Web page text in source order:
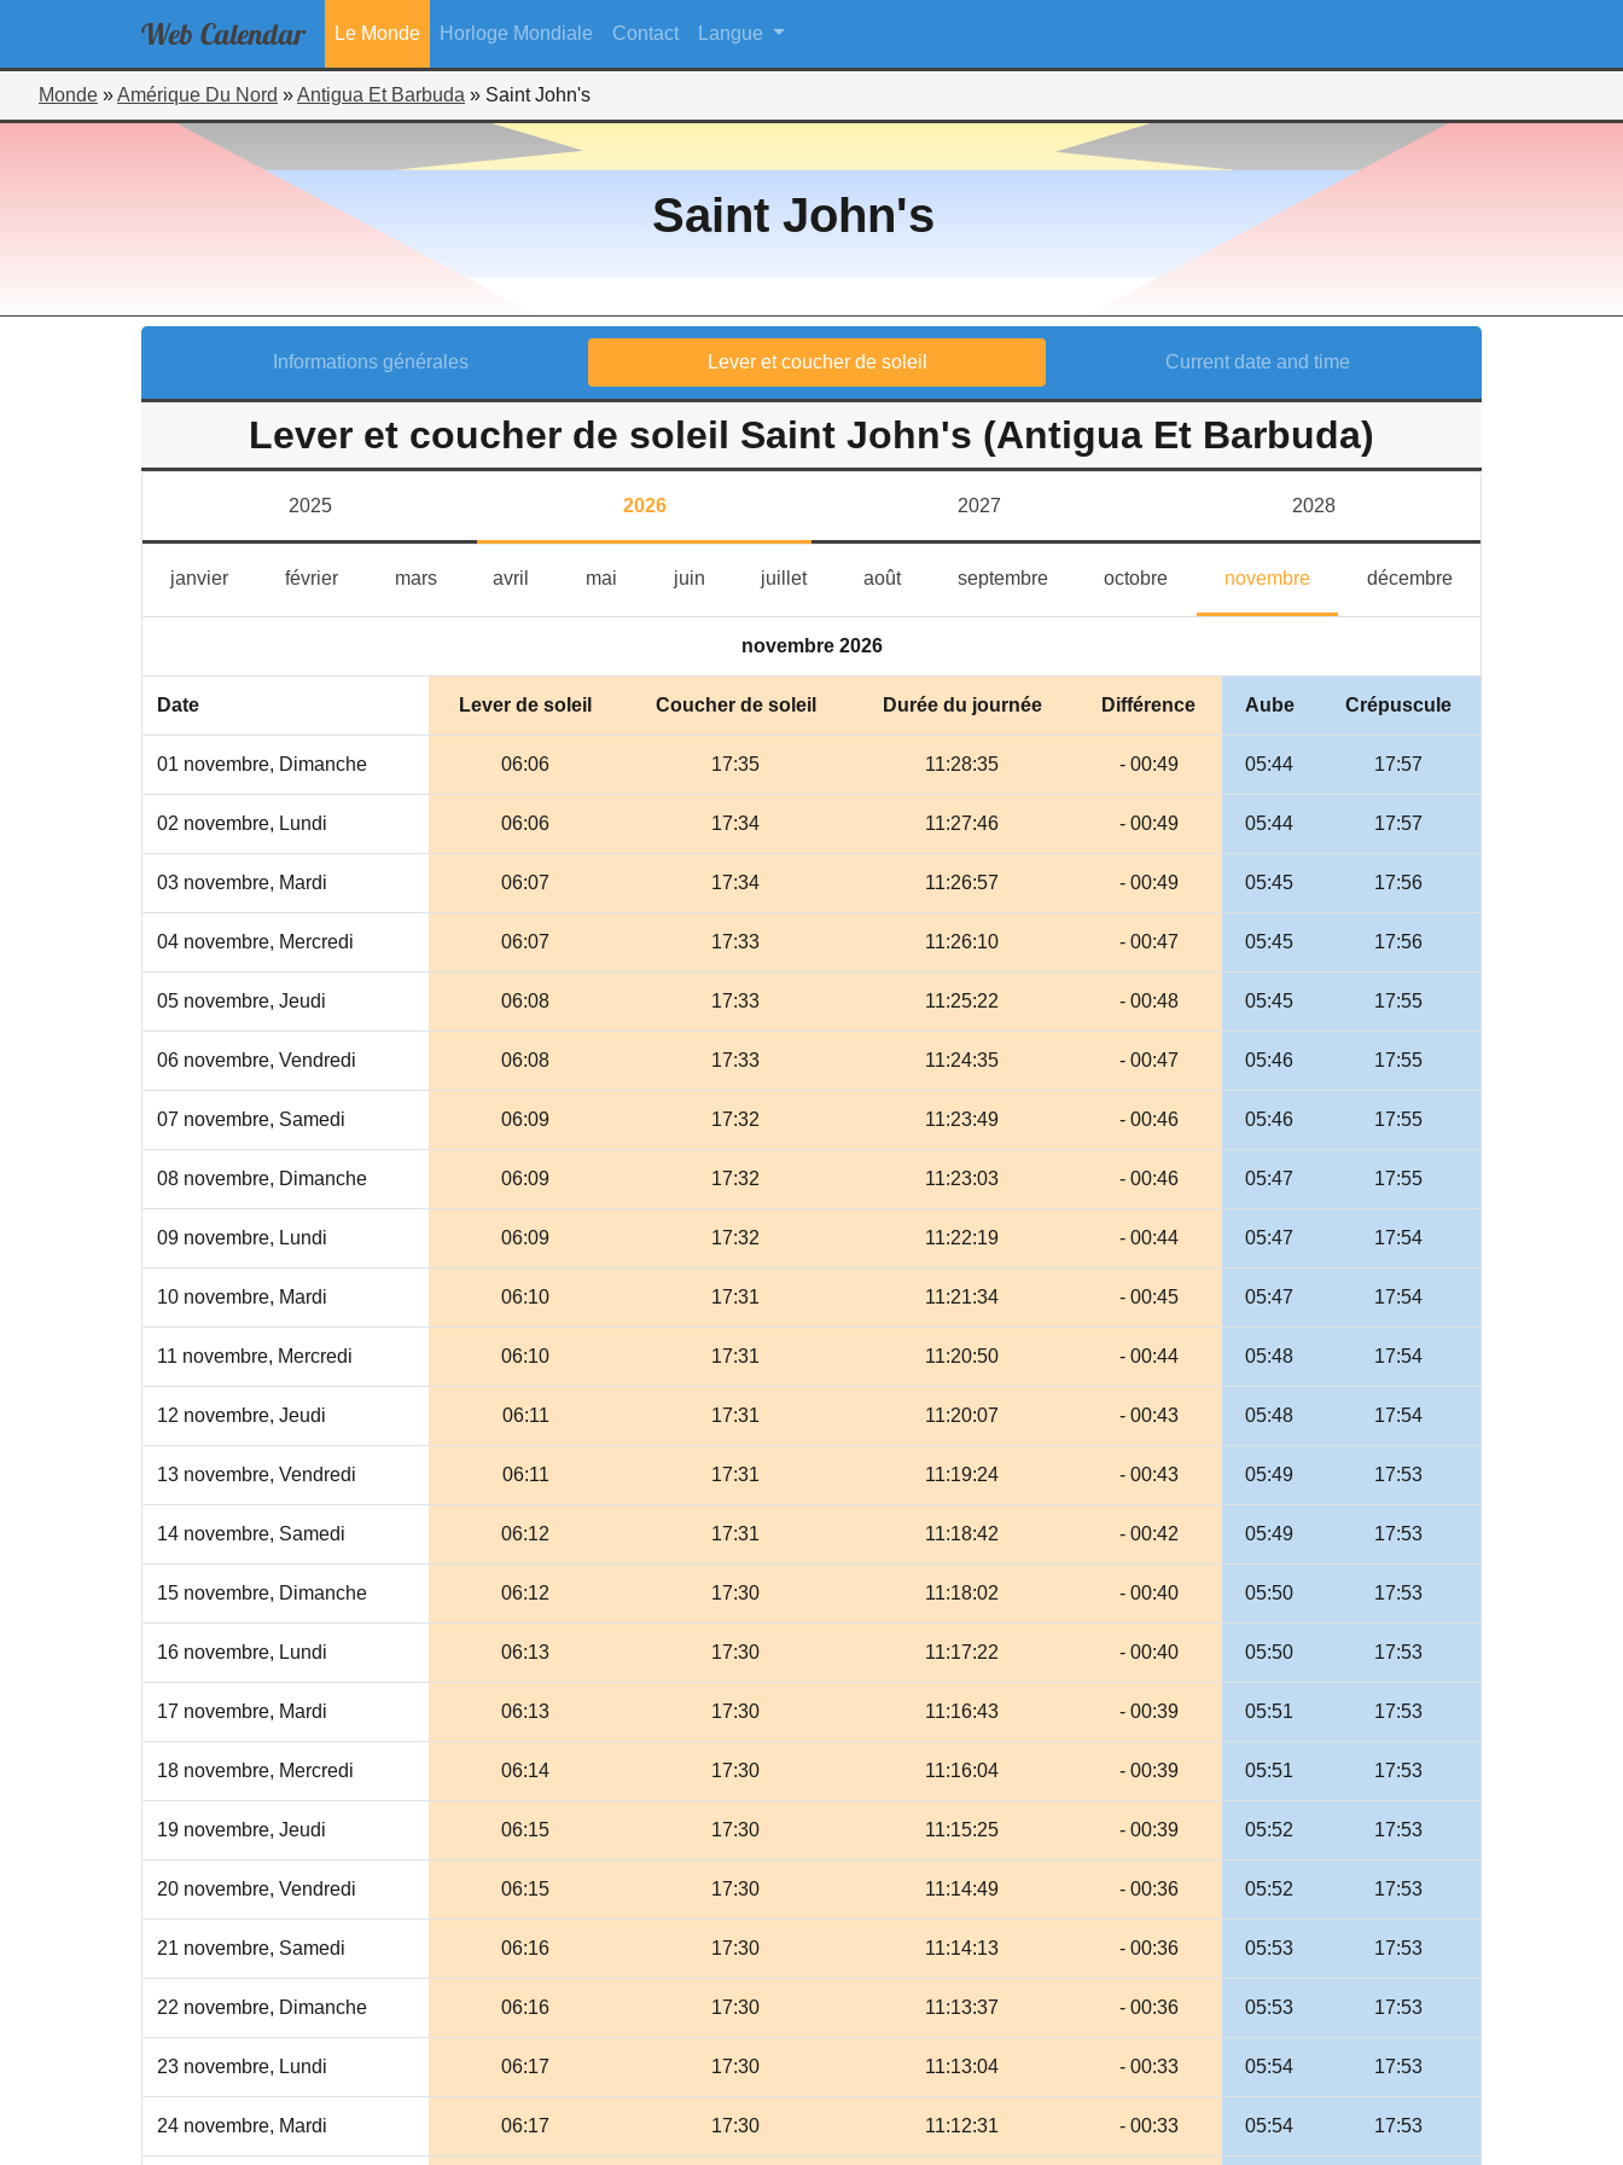
Web Calendar Le Monde Horloge Mondiale Contact Langue
Monde »Amérique Du Nord »Antigua Et Barbuda » Saint John's
Saint John's
Informations générales Lever et coucher de soleil Current date and time
Lever et coucher de soleil Saint John's (Antigua Et Barbuda)
2025 2026 2027 2028
janvierjanvierfévrierfévrier marsmars avril mai juinjuin juilletjuillet aoûtaoût septembreseptembreoctobreoctobrenovembrenovembredécembredécembre
novembre 2026
Date Lever de soleil Coucher de soleil Durée du journée Différence Aube Crépuscule
01 novembre, Dimanche 06:06 17:35 11:28:35 - 00:49 05:44 17:57
02 novembre, Lundi 06:06 17:34 11:27:46 - 00:49 05:44 17:57
03 novembre, Mardi 06:07 17:34 11:26:57 - 00:49 05:45 17:56
04 novembre, Mercredi 06:07 17:33 11:26:10 - 00:47 05:45 17:56
05 novembre, Jeudi 06:08 17:33 11:25:22 - 00:48 05:45 17:55
06 novembre, Vendredi 06:08 17:33 11:24:35 - 00:47 05:46 17:55
07 novembre, Samedi 06:09 17:32 11:23:49 - 00:46 05:46 17:55
08 novembre, Dimanche 06:09 17:32 11:23:03 - 00:46 05:47 17:55
09 novembre, Lundi 06:09 17:32 11:22:19 - 00:44 05:47 17:54
10 novembre, Mardi 06:10 17:31 11:21:34 - 00:45 05:47 17:54
11 novembre, Mercredi 06:10 17:31 11:20:50 - 00:44 05:48 17:54
12 novembre, Jeudi 06:11 17:31 11:20:07 - 00:43 05:48 17:54
13 novembre, Vendredi 06:11 17:31 11:19:24 - 00:43 05:49 17:53
14 novembre, Samedi 06:12 17:31 11:18:42 - 00:42 05:49 17:53
15 novembre, Dimanche 06:12 17:30 11:18:02 - 00:40 05:50 17:53
16 novembre, Lundi 06:13 17:30 11:17:22 - 00:40 05:50 17:53
17 novembre, Mardi 06:13 17:30 11:16:43 - 00:39 05:51 17:53
18 novembre, Mercredi 06:14 17:30 11:16:04 - 00:39 05:51 17:53
19 novembre, Jeudi 06:15 17:30 11:15:25 - 00:39 05:52 17:53
20 novembre, Vendredi 06:15 17:30 11:14:49 - 00:36 05:52 17:53
21 novembre, Samedi 06:16 17:30 11:14:13 - 00:36 05:53 17:53
22 novembre, Dimanche 06:16 17:30 11:13:37 - 00:36 05:53 17:53
23 novembre, Lundi 06:17 17:30 11:13:04 - 00:33 05:54 17:53
24 novembre, Mardi 06:17 17:30 11:12:31 - 00:33 05:54 17:53